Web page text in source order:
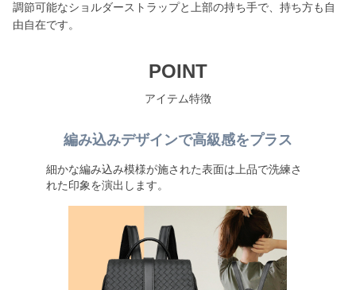
調節可能なショルダーストラップと上部の持ち手で、持ち方も自
由自在です。
POINT
アイテム特徴
編み込みデザインで高級感をプラス
細かな編み込み模様が施された表面は上品で洗練さ
れた印象を演出します。